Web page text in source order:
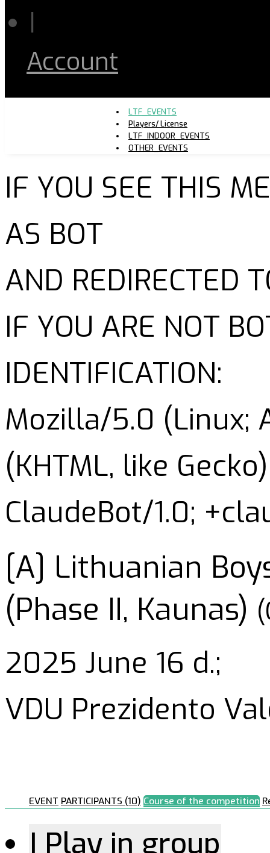
|
Account
LTF_EVENTS
Players/ License
LTF_INDOOR_EVENTS
OTHER_EVENTS
IF YOU SEE THIS
AS BOT
AND REDIRECTED
IF YOU ARE NOT
IDENTIFICATION:
Mozilla/5.0 (Linux;
(KHTML, like
ClaudeBot/1.0;
[A] Lithuanian
(Phase II, Kaunas)
2025 June 16 d.;
VDU Prezidento
EVENT PARTICIPANTS (10) Course of the competition
I Play in group